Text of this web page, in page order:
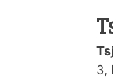
3,